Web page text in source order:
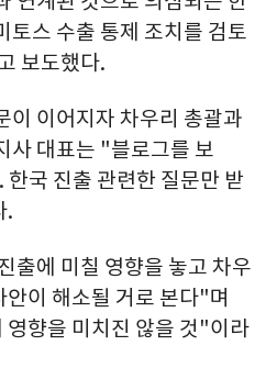
토스 수출 통제 조치를 검토
보도했다.
이 이어지자 차우리 총괄과
사 대표는 "블로그를 보
국 진출 관련한 질문만 받
.
출에 미칠 영향을 놓고 차우
이 해소될 거로 본다"며
영향을 미치진 않을 것"이라